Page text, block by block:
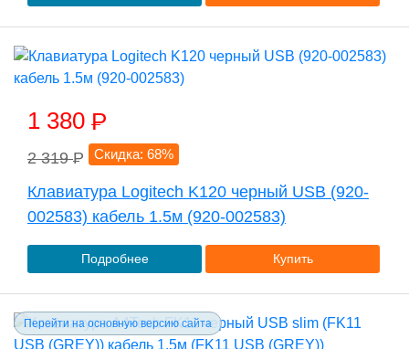
1 380 P
2 319P Скидка: 68%
Клавиатура Logitech K120 черный USB (920-
002583) кабель 1.5м (920-002583)
Подробнее Купить
Перейти на основную версию сайта